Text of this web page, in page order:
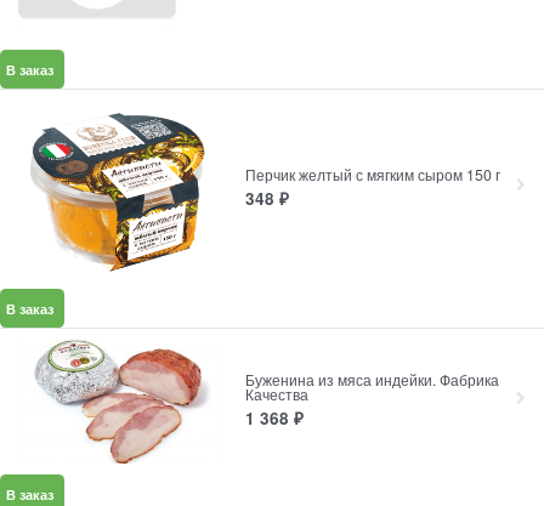
В заказ
Перчик желтый с мягким сыром 150 г
348 ₽
В заказ
Буженина из мяса индейки. Фабрика
Качества
1 368 ₽
В заказ